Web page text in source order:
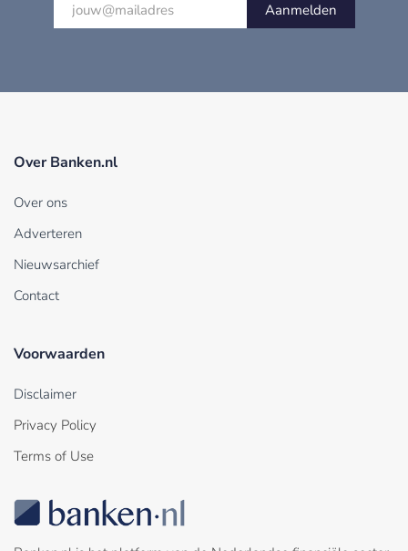
Aanmelden
Over Banken.nl
Over ons
Adverteren
Nieuwsarchief
Contact
Voorwaarden
Disclaimer
Privacy Policy
Terms of Use